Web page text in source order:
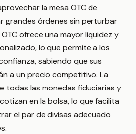
la mesa OTC de
grandes órdenes sin perturbar
ofrece una mayor liquidez y
lo que permite a los
sabiendo que sus
a un precio competitivo. La
todas las monedas fiduciarias y
en la bolsa, lo que facilita
el par de divisas adecuado